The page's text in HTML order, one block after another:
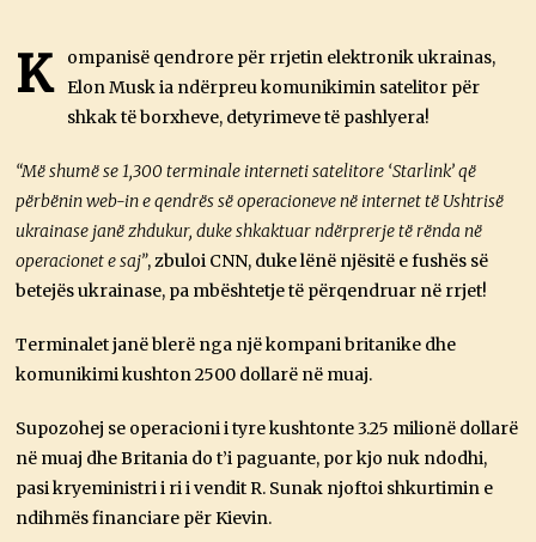
T
O
R
2
2
2
K
ompanisë qendrore për rrjetin elektronik ukrainas,
Elon Musk ia ndërpreu komunikimin satelitor për
shkak të borxheve, detyrimeve të pashlyera!
“Më shumë se 1,300 terminale interneti satelitore ‘Starlink’ që
përbënin web-in e qendrës së operacioneve në internet të Ushtrisë
ukrainase janë zhdukur, duke shkaktuar ndërprerje të rënda në
operacionet e saj”, zbuloi CNN, duke lënë njësitë e fushës së
betejës ukrainase, pa mbështetje të përqendruar në rrjet!
Terminalet janë blerë nga një kompani britanike dhe
komunikimi kushton 2500 dollarë në muaj.
Supozohej se operacioni i tyre kushtonte 3.25 milionë dollarë
në muaj dhe Britania do t’i paguante, por kjo nuk ndodhi,
pasi kryeministri i ri i vendit R. Sunak njoftoi shkurtimin e
ndihmës financiare për Kievin.